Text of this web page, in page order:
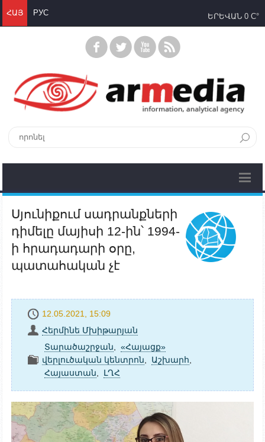
ՀԱՅ РУС ԵՐԵՎԱՆ 0 C°
Սյունիքում սադրանքների
դիմելը մայիսի 12-ին՝ 1994-
ի հրադադարի օրը,
պատահական չէ
12.05.2021, 15:09
Հերմինե Մխիթարյան
Տարածաշրջան
«Հայացք»
վերլուծական կենտրոն
Աշխարհ
Հայաստան
ԼՂՀ